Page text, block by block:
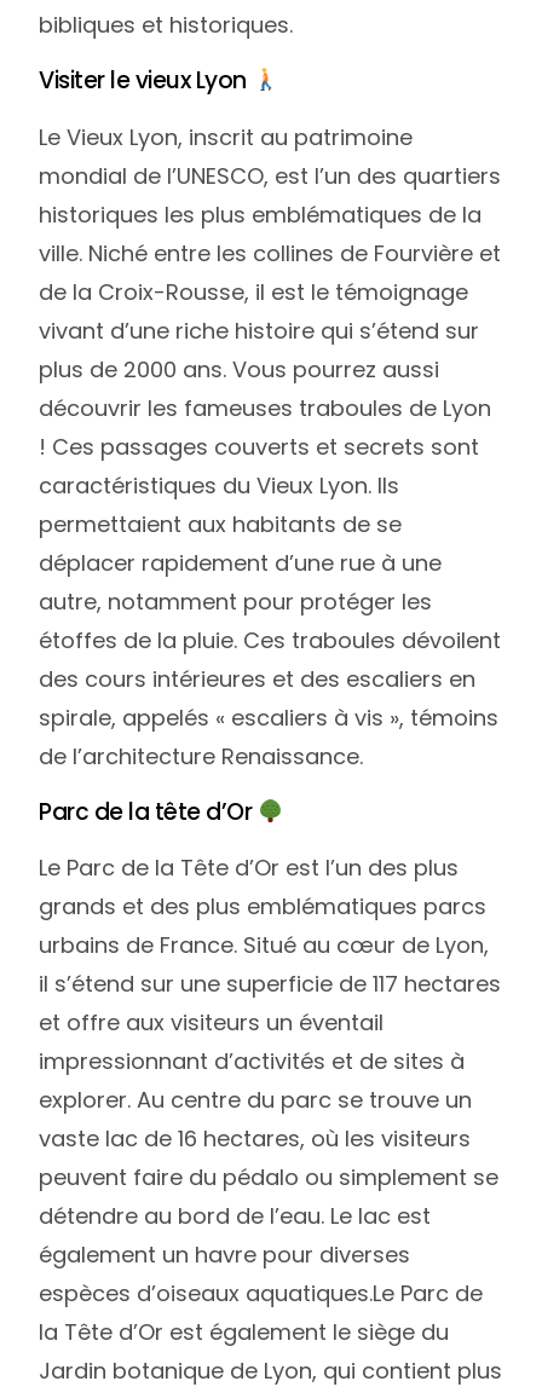
bibliques et historiques.
Visiter le vieux Lyon
Le Vieux Lyon, inscrit au patrimoine
mondial de l’UNESCO, est l’un des quartiers
historiques les plus emblématiques de la
ville. Niché entre les collines de Fourvière et
de la Croix-Rousse, il est le témoignage
vivant d’une riche histoire qui s’étend sur
plus de 2000 ans. Vous pourrez aussi
découvrir les fameuses traboules de Lyon
! Ces passages couverts et secrets sont
caractéristiques du Vieux Lyon. Ils
permettaient aux habitants de se
déplacer rapidement d’une rue à une
autre, notamment pour protéger les
étoffes de la pluie. Ces traboules dévoilent
des cours intérieures et des escaliers en
spirale, appelés « escaliers à vis », témoins
de l’architecture Renaissance.
Parc de la tête d’Or
Le Parc de la Tête d’Or est l’un des plus
grands et des plus emblématiques parcs
urbains de France. Situé au cœur de Lyon,
il s’étend sur une superficie de 117 hectares
et offre aux visiteurs un éventail
impressionnant d’activités et de sites à
explorer. Au centre du parc se trouve un
vaste lac de 16 hectares, où les visiteurs
peuvent faire du pédalo ou simplement se
détendre au bord de l’eau. Le lac est
également un havre pour diverses
espèces d’oiseaux aquatiques.Le Parc de
la Tête d’Or est également le siège du
Jardin botanique de Lyon, qui contient plus